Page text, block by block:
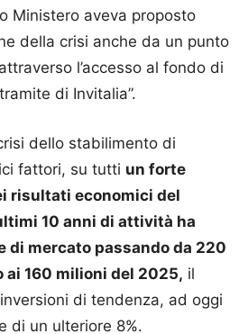
Ministero aveva proposto
della crisi anche da un punto
l’accesso al fondo di
di Invitalia”.
dello stabilimento di
fattori, su tutti un forte
risultati economici del
10 anni di attività ha
di mercato passando da 220
160 milioni del 2025, il
di tendenza, ad oggi
di un ulteriore 8%.